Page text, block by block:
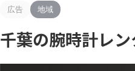
広告 地域
千葉の腕時計レ